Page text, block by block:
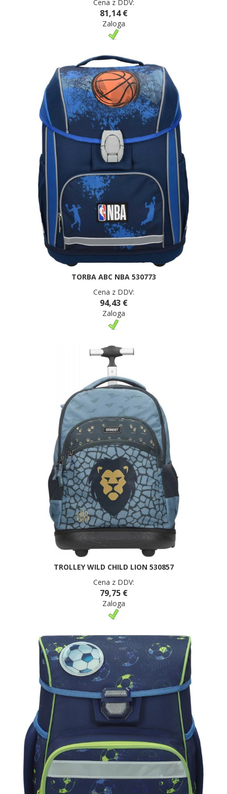
Cena z DDV:
81,14 €
Zaloga
TORBA ABC NBA 530773
Cena z DDV:
94,43 €
Zaloga
TROLLEY WILD CHILD LION 530857
Cena z DDV:
79,75 €
Zaloga